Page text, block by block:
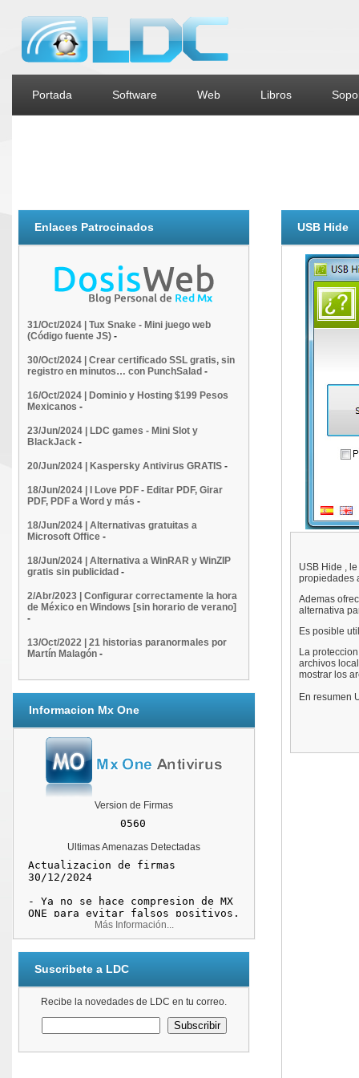
Portada Software Web Libros
Enlaces Patrocinados
31/Oct/2024 | Tux Snake - Mini juego web
(Código fuente JS) -
30/Oct/2024 | Crear certificado SSL gratis, sin
registro en minutos… con PunchSalad -
16/Oct/2024 | Dominio y Hosting $199 Pesos
Mexicanos -
23/Jun/2024 | LDC games - Mini Slot y
BlackJack -
20/Jun/2024 | Kaspersky Antivirus GRATIS -
18/Jun/2024 | I Love PDF - Editar PDF, Girar
PDF, PDF a Word y más -
18/Jun/2024 | Alternativas gratuitas a
Microsoft Office -
18/Jun/2024 | Alternativa a WinRAR y WinZIP
gratis sin publicidad -
2/Abr/2023 | Configurar correctamente la hora
de México en Windows [sin horario de verano]
-
13/Oct/2022 | 21 historias paranormales por
Martín Malagón -
Informacion Mx One
Version de Firmas
Ultimas Amenazas Detectadas
Más Información...
Suscribete a LDC
Recibe la novedades de LDC en tu correo.
USB Hide
USB Hide ,
propiedades
Ademas
alternativa
Es posible
La
archivos
mostrar los
En resumen